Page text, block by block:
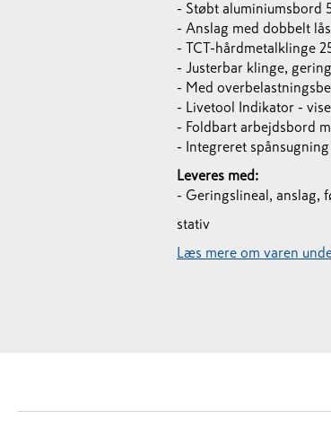
- Støbt aluminiumsbord
- Anslag med dobbelt
- TCT-hårdmetalklinge
- Justerbar klinge,
- Med
- Livetool Indikator -
- Foldbart arbejdsbord
- Integreret
Leveres med:
- Geringslineal,
stativ
Læs mere om varen